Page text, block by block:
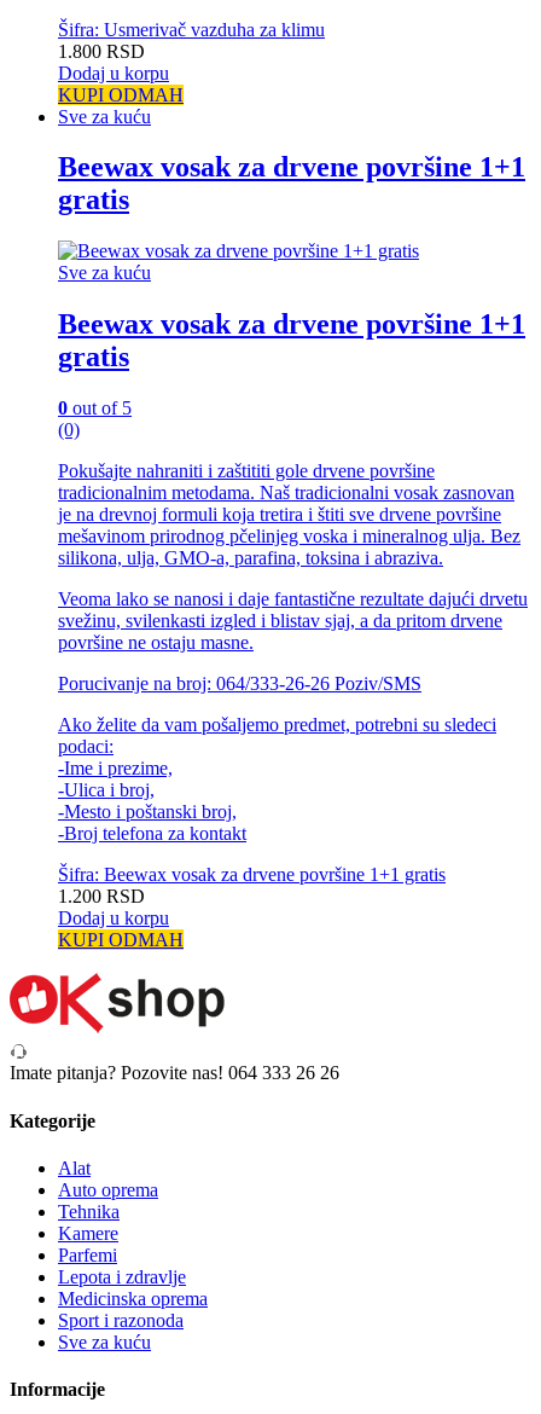
Šifra: Usmerivač vazduha za klimu
1.800 RSD
Dodaj u korpu
KUPI ODMAH
Sve za kuću
Beewax vosak za drvene površine 1+1
gratis
Sve za kuću
Beewax vosak za drvene površine 1+1
gratis
0 out of 5
(0)
Pokušajte nahraniti i zaštititi gole drvene površine
tradicionalnim metodama. Naš tradicionalni vosak zasnovan
je na drevnoj formuli koja tretira i štiti sve drvene površine
mešavinom prirodnog pčelinjeg voska i mineralnog ulja. Bez
silikona, ulja, GMO-a, parafina, toksina i abraziva.
Veoma lako se nanosi i daje fantastične rezultate dajući drvetu
svežinu, svilenkasti izgled i blistav sjaj, a da pritom drvene
površine ne ostaju masne.
Porucivanje na broj: 064/333-26-26 Poziv/SMS
Ako želite da vam pošaljemo predmet, potrebni su sledeci
podaci:
-Ime i prezime,
-Ulica i broj,
-Mesto i poštanski broj,
-Broj telefona za kontakt
Šifra: Beewax vosak za drvene površine 1+1 gratis
1.200 RSD
Dodaj u korpu
KUPI ODMAH
Imate pitanja? Pozovite nas! 064 333 26 26
Kategorije
Alat
Auto oprema
Tehnika
Kamere
Parfemi
Lepota i zdravlje
Medicinska oprema
Sport i razonoda
Sve za kuću
Informacije